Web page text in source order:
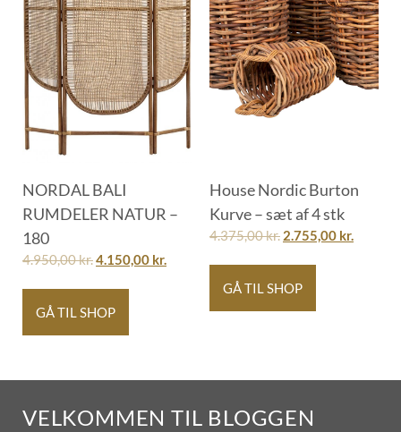
NORDAL BALI
RUMDELER NATUR –
180
4.950,00kr.4.150,00 kr.
GÅ TIL SHOP
House Nordic Burton
Kurve – sæt af 4 stk
4.375,00kr. 2.755,00 kr.
GÅ TIL SHOP
VELKOMMEN TIL BLOGGEN